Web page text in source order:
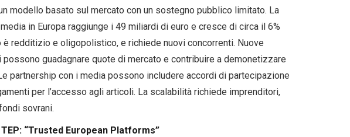
modello basato sul mercato con un sostegno pubblico limitato. La
in Europa raggiunge i 49 miliardi di euro e cresce di circa il 6%
è redditizio e oligopolistico, e richiede nuovi concorrenti. Nuove
guadagnare quote di mercato e contribuire a demonetizzare
partnership con i media possono includere accordi di partecipazione
per l’accesso agli articoli. La scalabilità richiede imprenditori,
sovrani.
“Trusted European Platforms”